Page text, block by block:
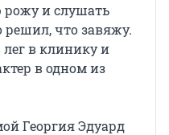
и слушать
решил, что завяжу.
лег в клинику и
в одном из
Георгия Эдуард